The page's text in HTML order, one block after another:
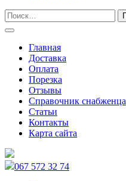
Главная
Доставка
Оплата
Порезка
Отзывы
Справочник снабженца
Статьи
Контакты
Карта сайта
067 572 32 74